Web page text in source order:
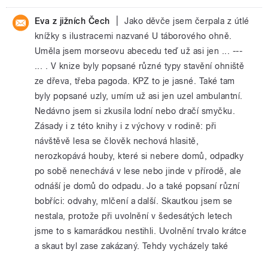
Eva z jižních Čech
Jako děvče jsem čerpala z útlé
knížky s ilustracemi nazvané U táborového ohně.
Uměla jsem morseovu abecedu teď už asi jen ... ---
... . V knize byly popsané různé typy stavění ohniště
ze dřeva, třeba pagoda. KPZ to je jasné. Také tam
byly popsané uzly, umím už asi jen uzel ambulantní.
Nedávno jsem si zkusila lodní nebo dračí smyčku.
Zásady i z této knihy i z výchovy v rodině: při
návštěvě lesa se člověk nechová hlasitě,
nerozkopává houby, které si nebere domů, odpadky
po sobě nenechává v lese nebo jinde v přírodě, ale
odnáší je domů do odpadu. Jo a také popsaní různí
bobříci: odvahy, mlčení a další. Skautkou jsem se
nestala, protože při uvolnění v šedesátých letech
jsme to s kamarádkou nestihli. Uvolnění trvalo krátce
a skaut byl zase zakázaný. Tehdy vycházely také